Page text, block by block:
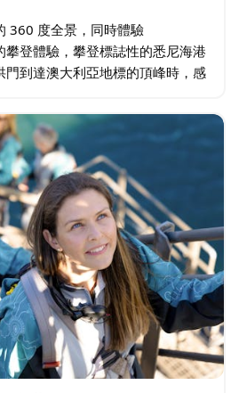
360 度全景，同時體驗
登體驗，攀登標誌性的悉尼海港
門到達澳大利亞地標的頂峰時，感
天際線的景色中。 …